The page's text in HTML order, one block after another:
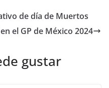
e
n
er
gr
a
p
ar
de día de Muertos
el GP de México 2024
gustar